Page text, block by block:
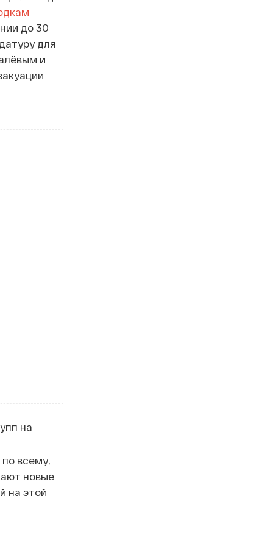
до 30
для
и
на
всему,
новые
на этой